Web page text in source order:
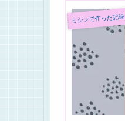
ミシンで作った記録